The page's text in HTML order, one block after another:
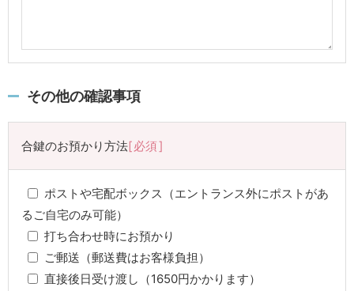
その他の確認事項
合鍵のお預かり方法 必須
ポストや宅配ボックス（エントランス外にポストがあ
るご自宅のみ可能）
打ち合わせ時にお預かり
ご郵送（郵送費はお客様負担）
直接後日受け渡し（1650円かかります）